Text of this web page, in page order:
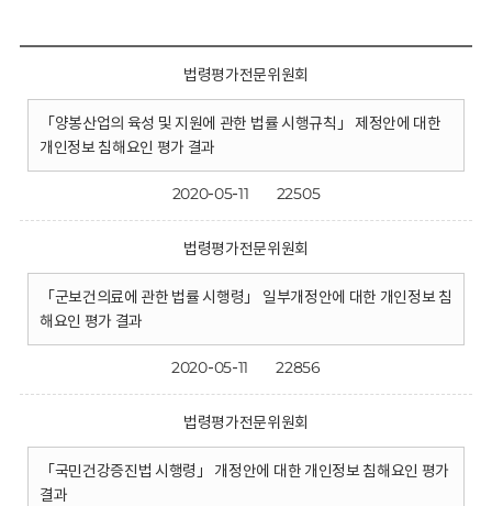
법령평가전문위원회
「양봉산업의 육성 및 지원에 관한 법률 시행규칙」 제정안에 대한
개인정보 침해요인 평가 결과
2020-05-11 22505
법령평가전문위원회
「군보건의료에 관한 법률 시행령」 일부개정안에 대한 개인정보 침
해요인 평가 결과
2020-05-11 22856
법령평가전문위원회
「국민건강증진법 시행령」 개정안에 대한 개인정보 침해요인 평가
결과